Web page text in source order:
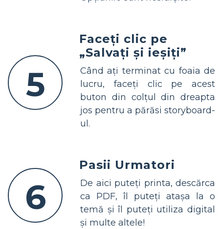
5
Faceți clic pe
„Salvați și ieșiți”
Când ați terminat cu foaia de
lucru, faceți clic pe acest
buton din colțul din dreapta
jos pentru a părăsi storyboard-
ul.
6
Pasii Urmatori
De aici puteți printa, descărca
ca PDF, îl puteți atașa la o
temă și îl puteți utiliza digital
și multe altele!